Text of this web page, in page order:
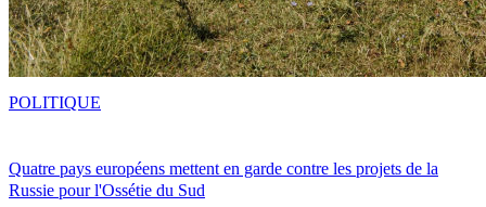
Quatre pays européens mettent en garde contre les projets de la
Russie pour l'Ossétie du Sud
POLITIQUE